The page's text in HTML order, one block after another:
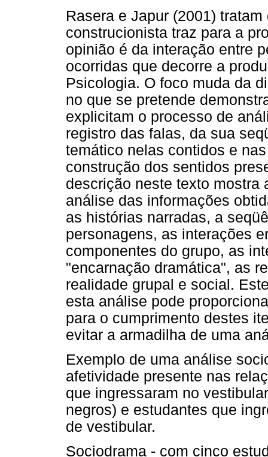
Rasera e Japur (2001)
construcionista traz para a
opinião é da interação entre
ocorridas que decorre a
Psicologia. O foco muda da
no que se pretende
explicitam o processo de
registro das falas, da sua
temático nelas contidos e
construção dos sentidos
descrição neste texto mostra
análise das informações
as histórias narradas, a
personagens, as interações
componentes do grupo, as
"encarnação dramática", as
realidade grupal e social.
esta análise pode
para o cumprimento destes
evitar a armadilha de uma
Exemplo de uma análise
afetividade presente nas
que ingressaram no
negros) e estudantes que
de vestibular.
Sociodrama - com cinco